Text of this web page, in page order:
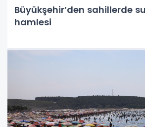
Büyükşehir’den sahillerde
hamlesi